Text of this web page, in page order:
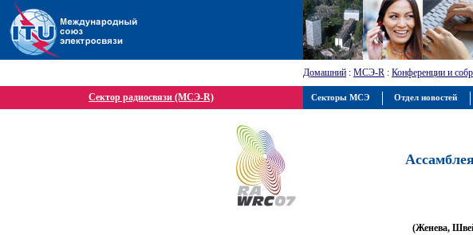
Домашний : МСЭ-R : Конференции и
Сектор радиосвязи (МСЭ-R)
(Женева,
Секторы МСЭ Отдел новостей